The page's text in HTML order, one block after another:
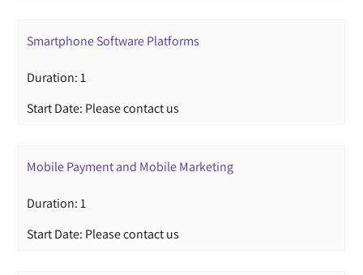
Smartphone Software Platforms
Duration: 1
Start Date: Please contact us
Mobile Payment and Mobile Marketing
Duration: 1
Start Date: Please contact us